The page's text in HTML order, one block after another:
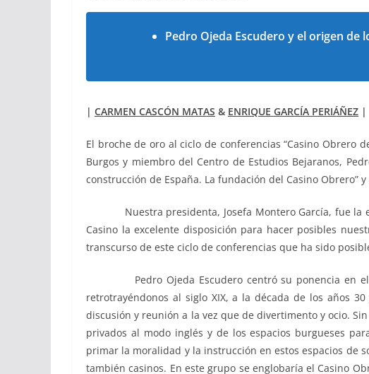
Pedro Ojeda Escudero y el origen de
| CARMEN CASCÓN MATAS & ENRIQUE GARCÍA PERIÁÑEZ |
El broche de oro al ciclo de conferencias “Casino Obrero
Burgos y miembro del Centro de Estudios Bejaranos,
construcción de España. La fundación del Casino Obrero”
Nuestra presidenta, Josefa Montero García, fue la
Casino la excelente disposición para hacer posibles
transcurso de este ciclo de conferencias que ha sido
Pedro Ojeda Escudero centró su ponencia en el
retrotrayéndonos al siglo XIX, a la década de los años
discusión y reunión a la vez que de divertimento y ocio.
privados al modo inglés y de los espacios burgueses
primar la moralidad y la instrucción en estos espacios de
también casinos. En este grupo se englobaría el Casino